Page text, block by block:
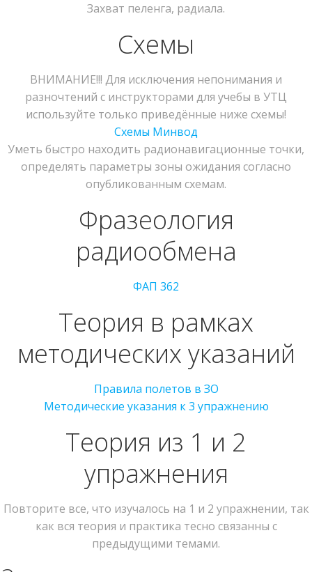
Захват пеленга, радиала.
Схемы
ВНИМАНИЕ!!! Для исключения непонимания и
разночтений с инструкторами для учебы в УТЦ
используйте только приведённые ниже схемы!
Схемы Минвод
Уметь быстро находить радионавигационные точки,
определять параметры зоны ожидания согласно
опубликованным схемам.
Фразеология
радиообмена
ФАП 362
Теория в рамках
методических указаний
Правила полетов в ЗО
Методические указания к 3 упражнению
Теория из 1 и 2
упражнения
Повторите все, что изучалось на 1 и 2 упражнении, так
как вся теория и практика тесно связанны с
предыдущими темами.